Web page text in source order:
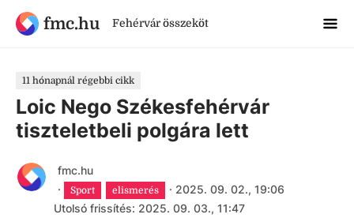
fmc.hu Fehérvár összeköt
11 hónapnál régebbi cikk
Loic Nego Székesfehérvár
tiszteletbeli polgára lett
fmc.hu
·
Sport elismerés · 2025. 09. 02., 19:06
Utolsó frissítés: 2025. 09. 03., 11:47